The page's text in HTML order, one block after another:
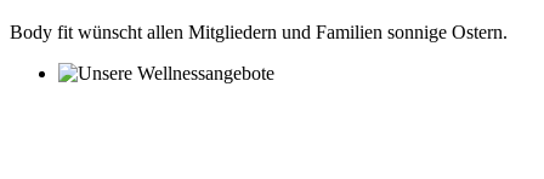
Body fit wünscht allen Mitgliedern und Familien sonnige Ostern.